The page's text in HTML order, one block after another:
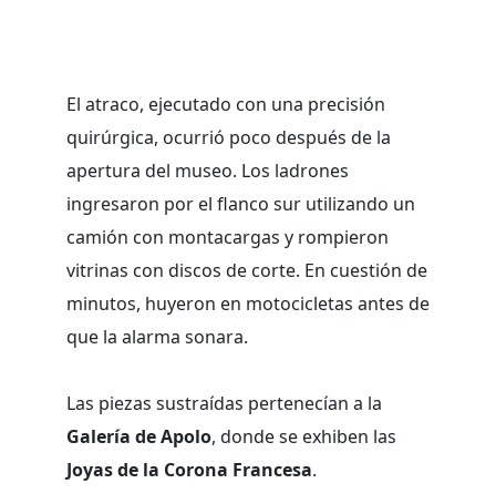
El atraco, ejecutado con una precisión
quirúrgica, ocurrió poco después de la
apertura del museo. Los ladrones
ingresaron por el flanco sur utilizando un
camión con montacargas y rompieron
vitrinas con discos de corte. En cuestión de
minutos, huyeron en motocicletas antes de
que la alarma sonara.
Las piezas sustraídas pertenecían a la
Galería de Apolo, donde se exhiben las
Joyas de la Corona Francesa.